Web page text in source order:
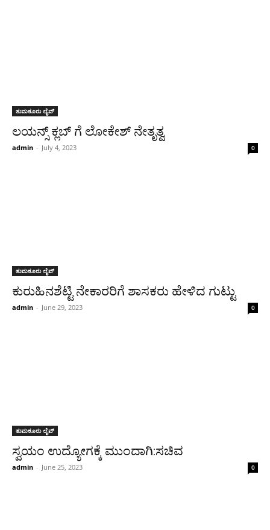
ತುಮಕೂರು ಲೈವ್
ಲಯನ್ಸ್ ಕ್ಲಬ್ ಗೆ ಲೋಕೇಶ್ ನೇತೃತ್ವ
admin - July 4, 2023 0
ತುಮಕೂರು ಲೈವ್
ಕುರುಹಿನಶೆಟ್ಟಿ ನೇಕಾರರಿಗೆ ಶಾಸಕರು ಹೇಳಿದ ಗುಟ್ಟು
admin - June 29, 2023 0
ತುಮಕೂರು ಲೈವ್
ಸ್ವಯಂ ಉದ್ಯೋಗಕ್ಕೆ ಮುಂದಾಗಿ:ಸಚಿವ
admin - June 25, 2023 0